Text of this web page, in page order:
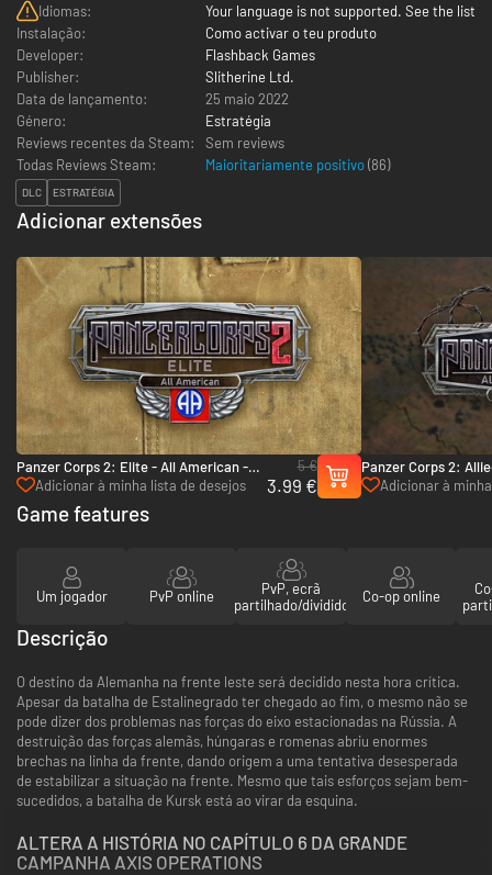
Idiomas:
Your language is not supported. See the list
Instalação:
Como activar o teu produto
Developer:
Flashback Games
Publisher:
Slitherine Ltd.
Data de lançamento:
25 maio 2022
Género:
Estratégia
Reviews recentes da Steam:
Sem reviews
Todas Reviews Steam:
Maioritariamente positivo(86)
DLC ESTRATÉGIA
Adicionar extensões
Panzer Corps 2: Elite - All American -
PC (Steam)
Adicionar à minha lista de desejos
5 €
3.99 €
Panzer Corps 2:
Italy: Vol.1 - PC
Adicionar à
Game features
Um jogador PvP online
PvP, ecrã
partilhado/dividido
Co-op online
Descrição
O destino da Alemanha na frente leste será decidido nesta hora crítica.
Apesar da batalha de Estalinegrado ter chegado ao fim, o mesmo não se
pode dizer dos problemas nas forças do eixo estacionadas na Rússia. A
destruição das forças alemãs, húngaras e romenas abriu enormes
brechas na linha da frente, dando origem a uma tentativa desesperada
de estabilizar a situação na frente. Mesmo que tais esforços sejam bem-
sucedidos, a batalha de Kursk está ao virar da esquina.
ALTERA A HISTÓRIA NO CAPÍTULO 6 DA GRANDE
CAMPANHA AXIS OPERATIONS